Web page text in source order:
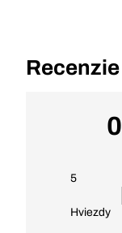
Recenzie
0
5
Hviezdy